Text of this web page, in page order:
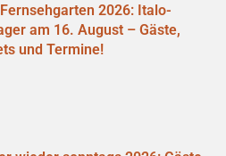
2026: Italo-
am 16. August – Gäste,
und Termine!